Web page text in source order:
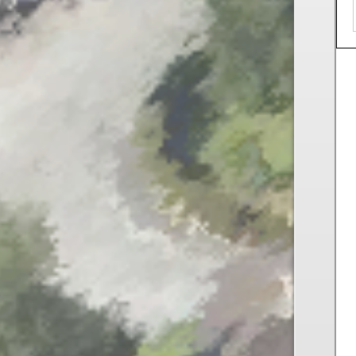
PERMIS DE CONSTRUIRE- DECLARATION PREALABLE
dorénavant en ligne
Depuis le 3 janvier 2022, vous pouvez profiter de la
par voie électronique (SVE)pour déposer votre
d’autorisation d’urbanisme
(Permis de construire, d’aménager et de démolir,
déclaration préalable et certificat d’urbanisme) avec les
mêmes garanties de réception
et de prise en compte de votre dossier qu’un dépôt par
papier.
Nous vous proposons un téléservice, destiné aux
particuliers comme aux professionnels,
saisir et déposer toutes les pièces de votre
directement en ligne,